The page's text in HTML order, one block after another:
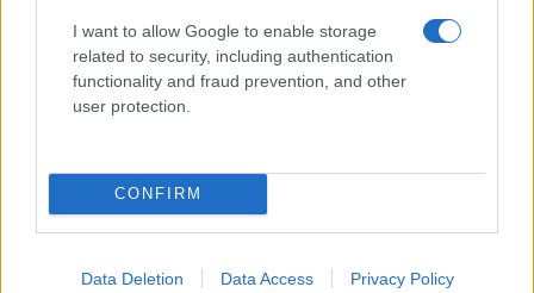
I want to allow Google to enable storage
related to security, including authentication
functionality and fraud prevention, and other
user protection.
CONFIRM
Data Deletion Data Access Privacy Policy
Roma – Rissa tra riders, un accoltellato
ULTIME NOTIZIE
Dalla festa al dramma: la morte di